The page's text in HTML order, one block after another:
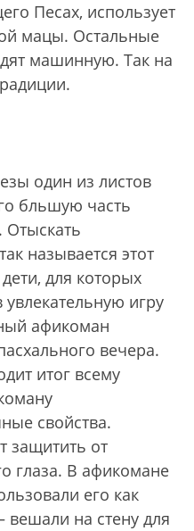
Песах, использует
мацы. Остальные
машинную. Так на
один из листов
бльшую часть
Отыскать
называется этот
для которых
игру
афикоман
вечера.
итог всему
свойства.
защитить от
глаза. В афикомане
его как
на стену для